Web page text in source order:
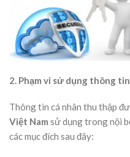
2. Phạm vi sử dụng thông tin
Thông tin cá nhân thu thập
Việt Nam sử dụng trong nội
các mục đích sau đây: